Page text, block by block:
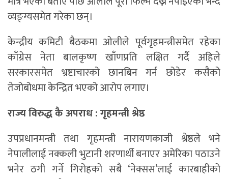
व्यङ्ग्यसमेत गरेका छन्।
केन्द्रीय कमिटी बैठकमा ओलीले पूर्वगृहमन्त्रीसमेत रहेका
काँग्रेस नेता बालकृष्ण खाँणप्रति लक्षित गर्दै अहिले
सरकारसमेत भ्रष्टाचारको छानबिन गर्न छोडेर कसैको
तेजोबोधमा केन्द्रित भएको आरोप लगाए।
राज्य विरुद्ध कै अपराध : गृहमन्त्री श्रेष्ठ
उपप्रधानमन्त्री तथा गृहमन्त्री नारायणकाजी श्रेष्ठले भने
नेपालीलाई नक्कली भुटानी शरणार्थी बनाएर अमेरिका पठाउने
भनेर ठगी गर्ने गिरोहको सबै ‘नेक्सस’लाई कारबाहीको